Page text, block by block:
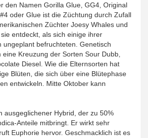
den Namen Gorilla Glue, GG4, Original
oder Glue ist die Züchtung durch Zufall
Züchter Joesy Whales und
entdeckt, als sich einige ihrer
ungeplant befruchteten. Genetisch
eine Kreuzung der Sorten Sour Dubb,
Diesel. Wie die Elternsorten hat
Blüten, die sich über eine Blütephase
entwickeln. Mitte Oktober kann
ausgeglichener Hybrid, der zu 50%
Anteile mitbringt. Er wirkt sehr
Euphorie hervor. Geschmacklich ist es